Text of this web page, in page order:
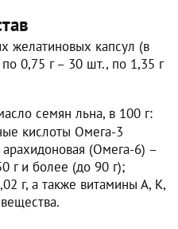
желатиновых капсул (в
0,75 г – 30 шт., по 1,35 г
семян льна, в 100 г:
кислоты Омега-3
(Омега-6) –
г и более (до 90 г);
г, а также витамины А, К,